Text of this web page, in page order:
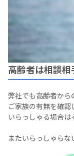
高齢者は相談相
弊社でも高齢者から
ご家族の有無を確認
いらっしゃる場合は
またいらっしゃらな